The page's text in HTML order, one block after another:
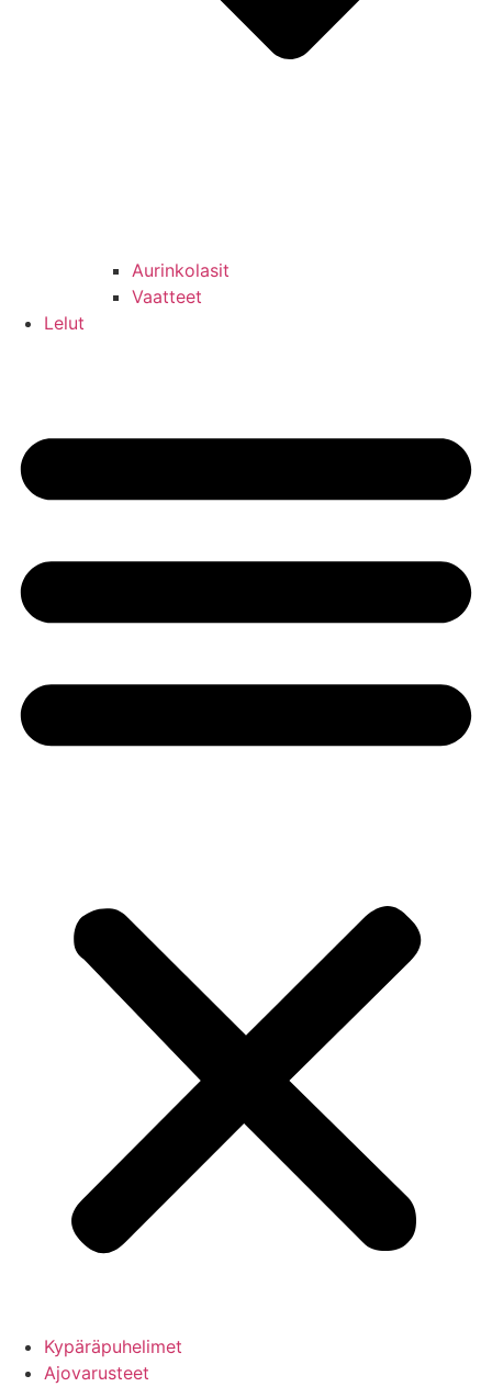
Aurinkolasit
Vaatteet
Lelut
Kypäräpuhelimet
Ajovarusteet